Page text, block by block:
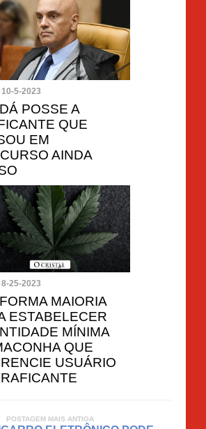
10-5-2023
POSSE A
QUE
EM
AINDA
8-25-2023
MAIORIA
ESTABELECER
MÍNIMA
QUE
USUÁRIO
POSTAGEM MAIS ANTIGA